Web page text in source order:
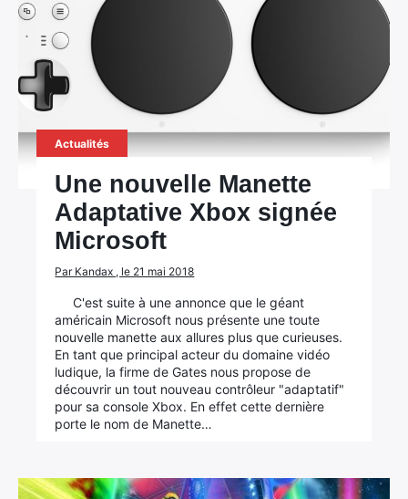
Actualités
Une nouvelle Manette
Adaptative Xbox signée
Microsoft
Par Kandax , le 21 mai 2018
C'est suite à une annonce que le géant
américain Microsoft nous présente une toute
nouvelle manette aux allures plus que curieuses.
En tant que principal acteur du domaine vidéo
ludique, la firme de Gates nous propose de
découvrir un tout nouveau contrôleur "adaptatif"
pour sa console Xbox. En effet cette dernière
porte le nom de Manette…